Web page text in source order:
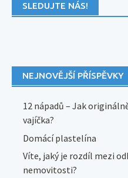
SLEDUJTE NÁS!
NEJNOVĚJŠÍ PŘÍSPĚVKY
12 nápadů – Jak
vajíčka?
Domácí plastelína
Víte, jaký je rozdíl mezi
nemovitosti?